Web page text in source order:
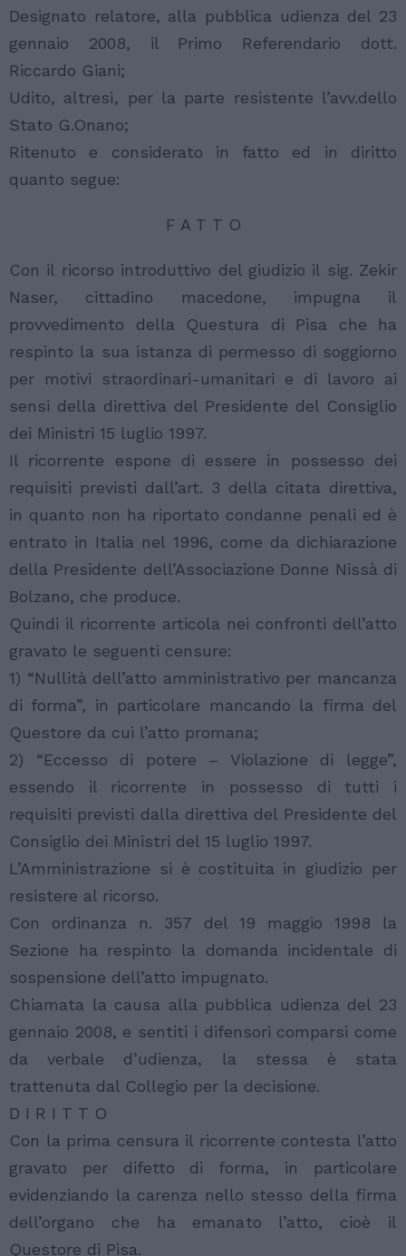
Designato relatore, alla pubblica udienza del 23
gennaio 2008, il Primo Referendario dott.
Riccardo Giani;
Udito, altresì, per la parte resistente l’avv.dello
Stato G.Onano;
Ritenuto e considerato in fatto ed in diritto
quanto segue:
F A T T O
Con il ricorso introduttivo del giudizio il sig. Zekir
Naser, cittadino macedone, impugna il
provvedimento della Questura di Pisa che ha
respinto la sua istanza di permesso di soggiorno
per motivi straordinari-umanitari e di lavoro ai
sensi della direttiva del Presidente del Consiglio
dei Ministri 15 luglio 1997.
Il ricorrente espone di essere in possesso dei
requisiti previsti dall’art. 3 della citata direttiva,
in quanto non ha riportato condanne penali ed è
entrato in Italia nel 1996, come da dichiarazione
della Presidente dell’Associazione Donne Nissà di
Bolzano, che produce.
Quindi il ricorrente articola nei confronti dell’atto
gravato le seguenti censure:
1) “Nullità dell’atto amministrativo per mancanza
di forma”, in particolare mancando la firma del
Questore da cui l’atto promana;
2) “Eccesso di potere – Violazione di legge”,
essendo il ricorrente in possesso di tutti i
requisiti previsti dalla direttiva del Presidente del
Consiglio dei Ministri del 15 luglio 1997.
L’Amministrazione si è costituita in giudizio per
resistere al ricorso.
Con ordinanza n. 357 del 19 maggio 1998 la
Sezione ha respinto la domanda incidentale di
sospensione dell’atto impugnato.
Chiamata la causa alla pubblica udienza del 23
gennaio 2008, e sentiti i difensori comparsi come
da verbale d’udienza, la stessa è stata
trattenuta dal Collegio per la decisione.
D I R I T T O
Con la prima censura il ricorrente contesta l’atto
gravato per difetto di forma, in particolare
evidenziando la carenza nello stesso della firma
dell’organo che ha emanato l’atto, cioè il
Questore di Pisa.